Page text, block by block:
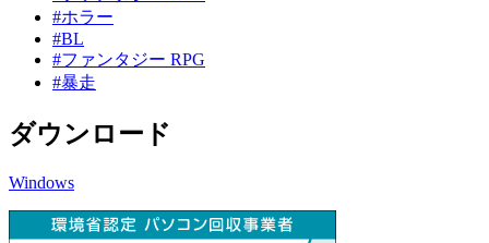
#ホラー
#BL
#ファンタジー RPG
#暴走
ダウンロード
Windows